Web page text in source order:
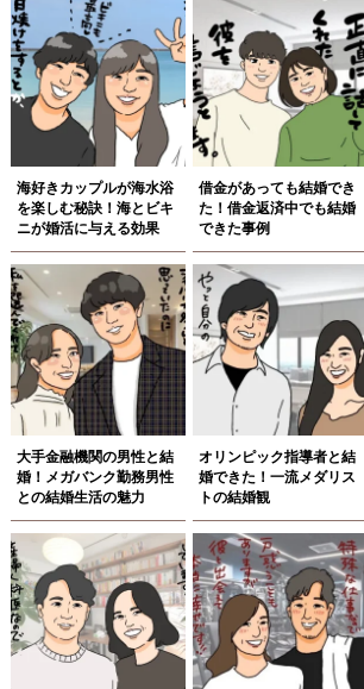
海好きカップルが海水浴
を楽しむ秘訣！海とビキ
ニが婚活に与える効果
借金があっても結婚でき
た！借金返済中でも結婚
できた事例
大手金融機関の男性と結
婚！メガバンク勤務男性
との結婚生活の魅力
オリンピック指導者と結
婚できた！一流メダリス
トの結婚観